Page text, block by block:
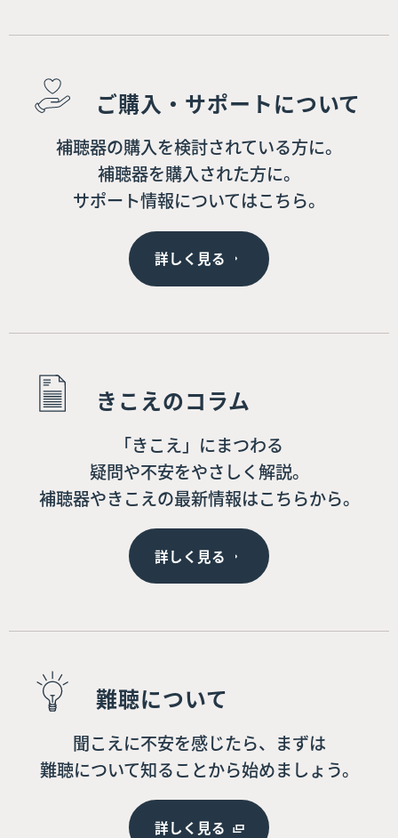
ご購入・サポートについて
補聴器の購入を検討されている方に。
補聴器を購入された方に。
サポート情報についてはこちら。
詳しく見る
きこえのコラム
「きこえ」にまつわる
疑問や不安をやさしく解説。
補聴器やきこえの最新情報はこちらから。
詳しく見る
難聴について
聞こえに不安を感じたら、まずは
難聴について知ることから始めましょう。
詳しく見る